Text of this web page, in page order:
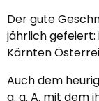
Der gute
jährlich gefeiert:
Kärnten
Auch dem
g. g. A. mit dem